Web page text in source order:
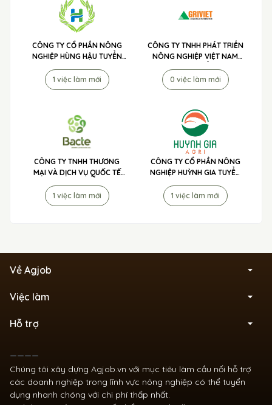
CÔNG TY CỔ PHẦN NÔNG
NGHIỆP HÙNG HẬU TUYỂN
DỤNG
1 việc làm mới
CÔNG TY TNHH PHÁT TRIỂN
NÔNG NGHIỆP VIỆT NAM
(AGRIVIET) TUYỂN DỤNG
0 việc làm mới
CÔNG TY TNHH THƯƠNG
MẠI VÀ DỊCH VỤ QUỐC TẾ
TIP TO MÃ LAI TUYỂN DỤNG
1 việc làm mới
CÔNG TY CỔ PHẦN NÔNG
NGHIỆP HUỲNH GIA TUYỂN
DỤNG
1 việc làm mới
Về Agjob
Việc làm
Hỗ trợ
Chúng tôi xây dựng Agjob.vn với mục tiêu làm cầu nối hỗ trợ
các doanh nghiệp trong lĩnh vực nông nghiệp có thể tuyển
dụng nhanh chóng với chi phí thấp nhất.